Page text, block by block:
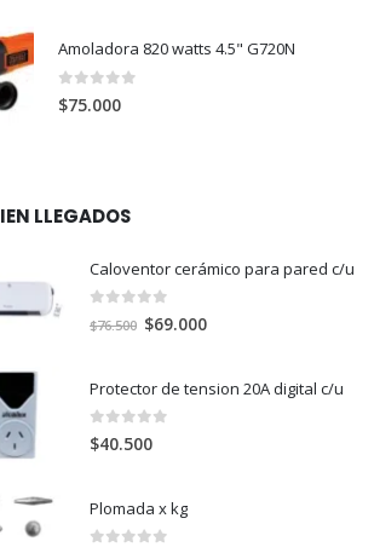
era:
$7.800.
es:
Amoladora 820 watts 4.5" G720N
0
$75.000
LLEGADOS
Caloventor cerámico para pared c/u
out of 5
$76.500 El
era:
$76.500.
$69.000El
es:
Protector de tension 20A digital c/u
0 out of 5
$40.500
Plomada x kg